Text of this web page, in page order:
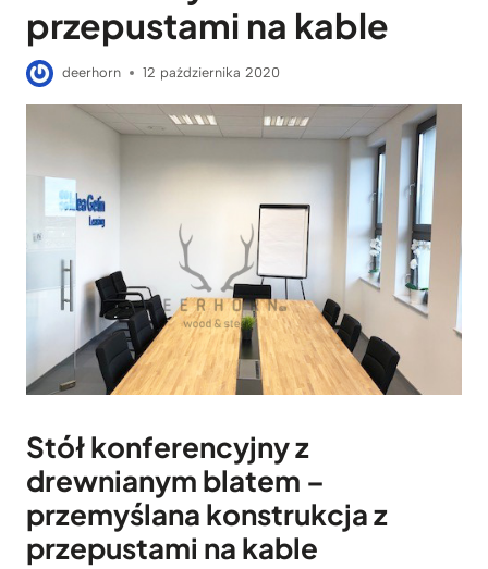
przepustami na kable
deerhorn 12 października 2020
Stół konferencyjny z
drewnianym blatem –
przemyślana konstrukcja z
przepustami na kable